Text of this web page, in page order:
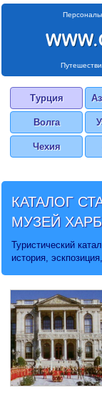
Турция
Волга
Чехия
КАТАЛОГ
МУЗЕЙ
Туристический
история,